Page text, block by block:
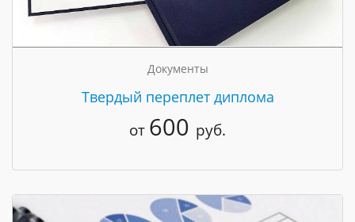
Документы
Твердый переплет диплома
от 600 руб.